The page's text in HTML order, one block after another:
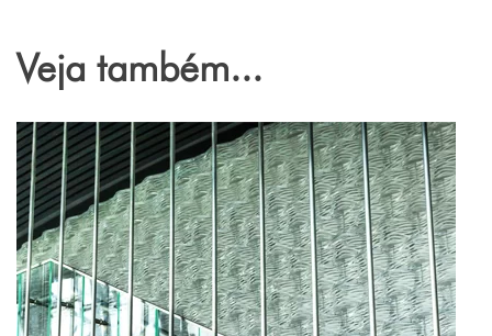
Veja também...